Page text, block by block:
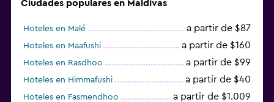
Ciudades populares en Maldivas
Hoteles en Malé a partir de $87
Hoteles en Maafushi a partir de $160
Hoteles en Rasdhoo a partir de $99
Hoteles en Himmafushi a partir de $40
Hoteles en Fasmendhoo a partir de $1.009